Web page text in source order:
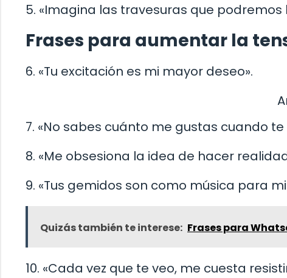
5. «Imagina las travesuras que podremos
Frases para aumentar la
6. «Tu excitación es mi mayor deseo».
7. «No sabes cuánto me gustas cuando
8. «Me obsesiona la idea de hacer
9. «Tus gemidos son como música para
Quizás también te interese: Frases para
10. «Cada vez que te veo, me cuesta